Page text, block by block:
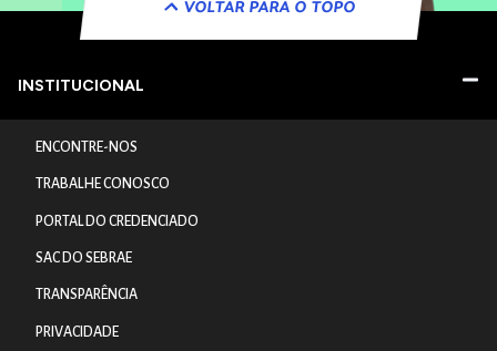
VOLTAR PARA O TOPO
INSTITUCIONAL
ENCONTRE-NOS
TRABALHE CONOSCO
PORTAL DO CREDENCIADO
SAC DO SEBRAE
TRANSPARÊNCIA
PRIVACIDADE